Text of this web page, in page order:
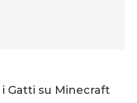
Gatti su Minecraft